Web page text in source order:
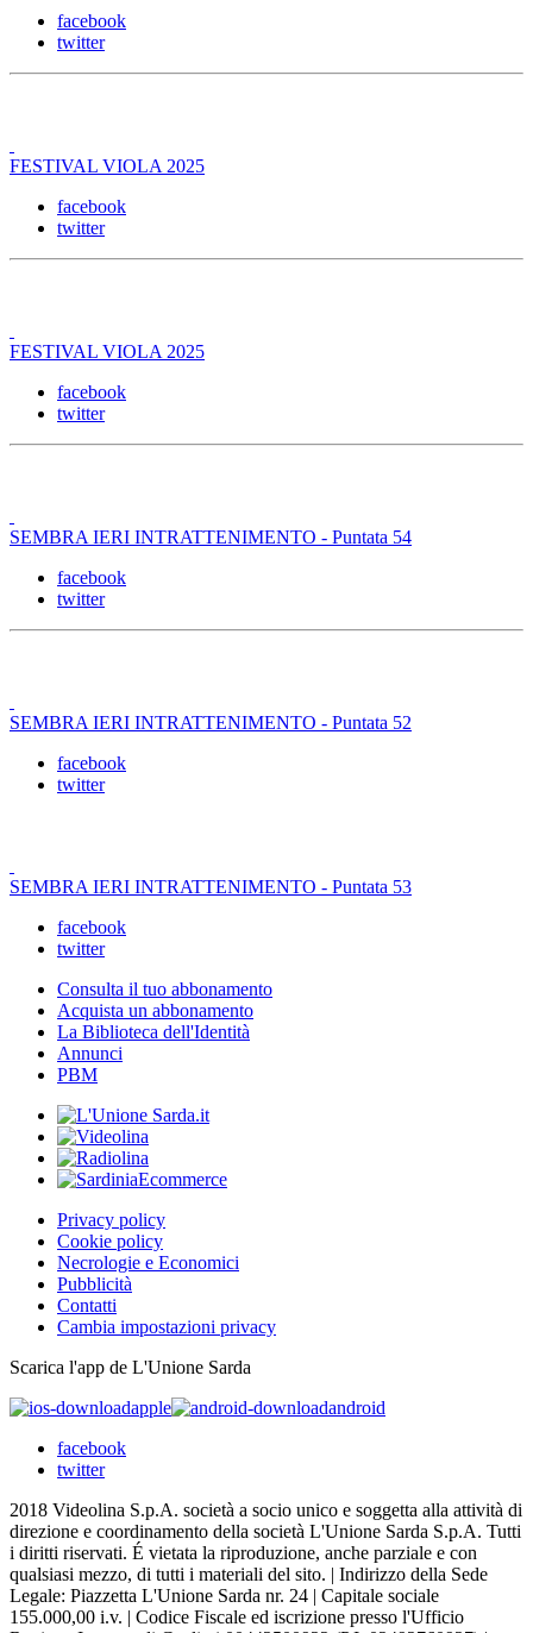
facebook
twitter
FESTIVAL VIOLA 2025
facebook
twitter
FESTIVAL VIOLA 2025
facebook
twitter
SEMBRA IERI INTRATTENIMENTO - Puntata 54
facebook
twitter
SEMBRA IERI INTRATTENIMENTO - Puntata 52
facebook
twitter
SEMBRA IERI INTRATTENIMENTO - Puntata 53
facebook
twitter
Consulta il tuo abbonamento
Acquista un abbonamento
La Biblioteca dell'Identità
Annunci
PBM
Privacy policy
Cookie policy
Necrologie e Economici
Pubblicità
Contatti
Cambia impostazioni privacy
Scarica l'app de L'Unione Sarda
apple
android
facebook
twitter
2018 Videolina S.p.A. società a socio unico e soggetta alla attività di
direzione e coordinamento della società L'Unione Sarda S.p.A. Tutti
i diritti riservati. É vietata la riproduzione, anche parziale e con
qualsiasi mezzo, di tutti i materiali del sito. | Indirizzo della Sede
Legale: Piazzetta L'Unione Sarda nr. 24 | Capitale sociale
155.000,00 i.v. | Codice Fiscale ed iscrizione presso l'Ufficio